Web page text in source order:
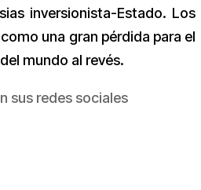
inversionista-Estado. Los
una gran pérdida para el
mundo al revés.
sus redes sociales